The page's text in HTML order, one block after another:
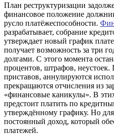
План реструктуризации
финансовое положение
русло платёжеспособности.
разрабатывает, собрание
утверждает новый график
получает возможность за три
долгами. С этого момента
процентов, штрафов, неустоек.
приставов, аннулируются
прекращаются отчисления из
«финансовые каникулы». В
предстоит платить по
утверждённому графику. Но
постоянный доход, который
платежей.